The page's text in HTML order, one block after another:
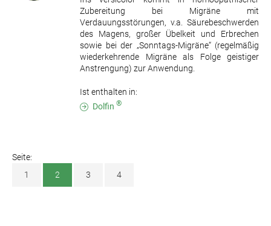
Zubereitung bei Migräne mit
Verdauungsstörungen, v.a. Säurebeschwerden
des Magens, großer Übelkeit und Erbrechen
sowie bei der „Sonntags-Migräne“ (regelmäßig
wiederkehrende Migräne als Folge geistiger
Anstrengung) zur Anwendung.
Ist enthalten in:
Dolfin ®
Seite:
1
2 3 4